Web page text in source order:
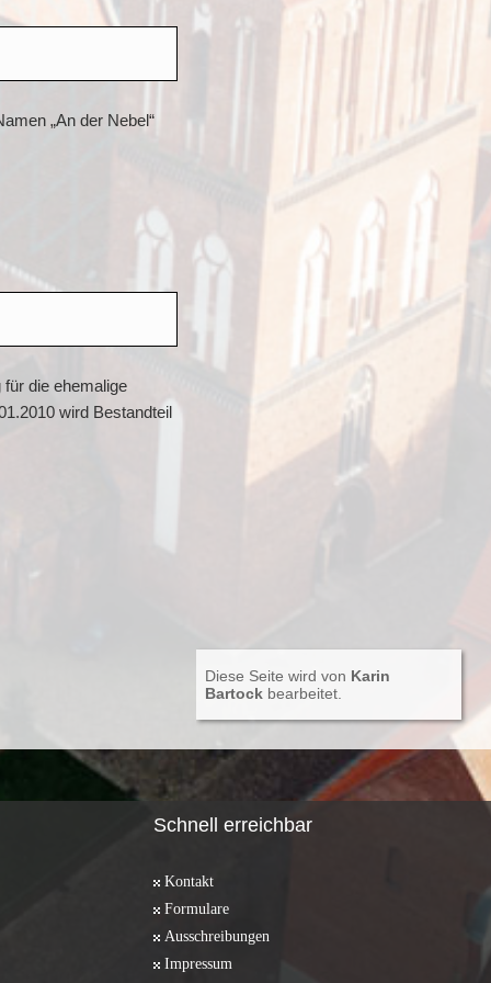
„An der Nebel“
die ehemalige
wird Bestandteil
Diese Seite wird von Karin
Bartock bearbeitet.
Schnell erreichbar
Kontakt
Formulare
Ausschreibungen
Impressum